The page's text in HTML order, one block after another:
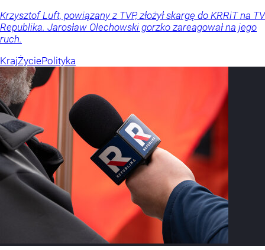
Krzysztof Luft, powiązany z TVP, złożył skargę do KRRiT na TV
Republika. Jarosław Olechowski gorzko zareagował na jego
ruch.
KrajŻyciePolityka